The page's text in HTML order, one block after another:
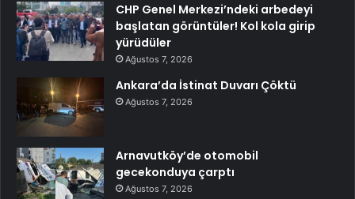
CHP Genel Merkezi’ndeki arbedeyi
başlatan görüntüler! Kol kola girip
yürüdüler
Ağustos 7, 2026
Ankara’da İstinat Duvarı Çöktü
Ağustos 7, 2026
Arnavutköy’de otomobil
gecekonduya çarptı
Ağustos 7, 2026